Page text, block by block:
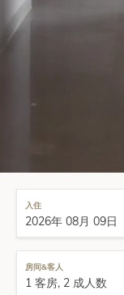
入住
房间&客人